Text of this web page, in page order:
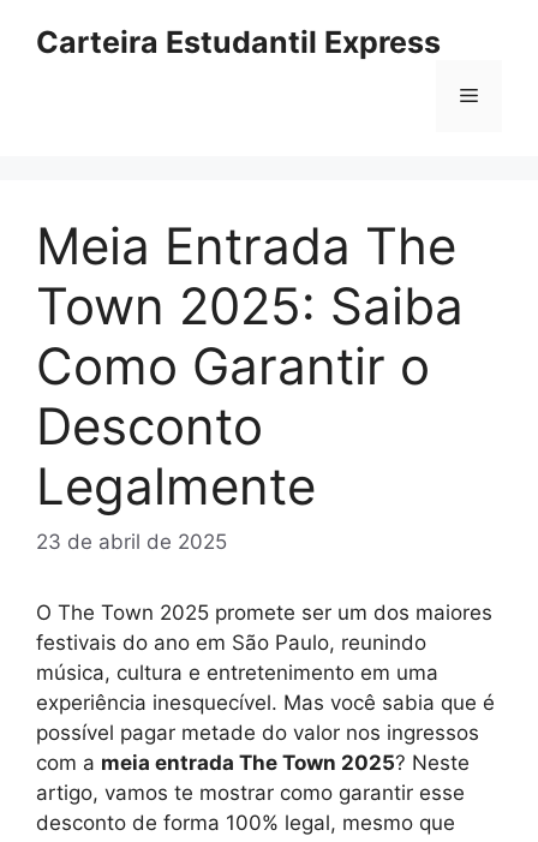
paraCarteira Estudantil Express
Menu
Meia Entrada The
Town 2025: Saiba
Como Garantir o
Desconto
Legalmente
23 de abril de 2025
O The Town 2025 promete ser um dos maiores
festivais do ano em São Paulo, reunindo
música, cultura e entretenimento em uma
experiência inesquecível. Mas você sabia que é
possível pagar metade do valor nos ingressos
com a meia entrada The Town 2025? Neste
artigo, vamos te mostrar como garantir esse
desconto de forma 100% legal, mesmo que